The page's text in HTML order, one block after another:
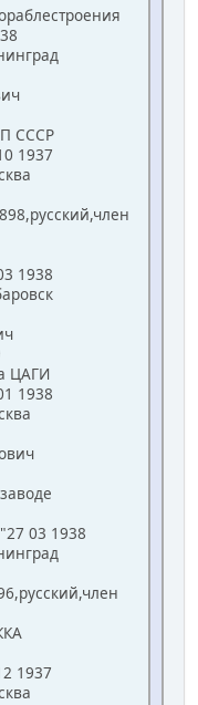
СССР
1937
1938
ЦАГИ
1938
03 1938
1937